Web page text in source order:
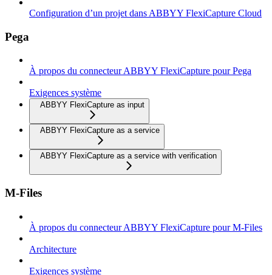
Configuration d’un projet dans ABBYY FlexiCapture Cloud
Pega
À propos du connecteur ABBYY FlexiCapture pour Pega
Exigences système
ABBYY FlexiCapture as input
ABBYY FlexiCapture as a service
ABBYY FlexiCapture as a service with verification
M-Files
À propos du connecteur ABBYY FlexiCapture pour M-Files
Architecture
Exigences système